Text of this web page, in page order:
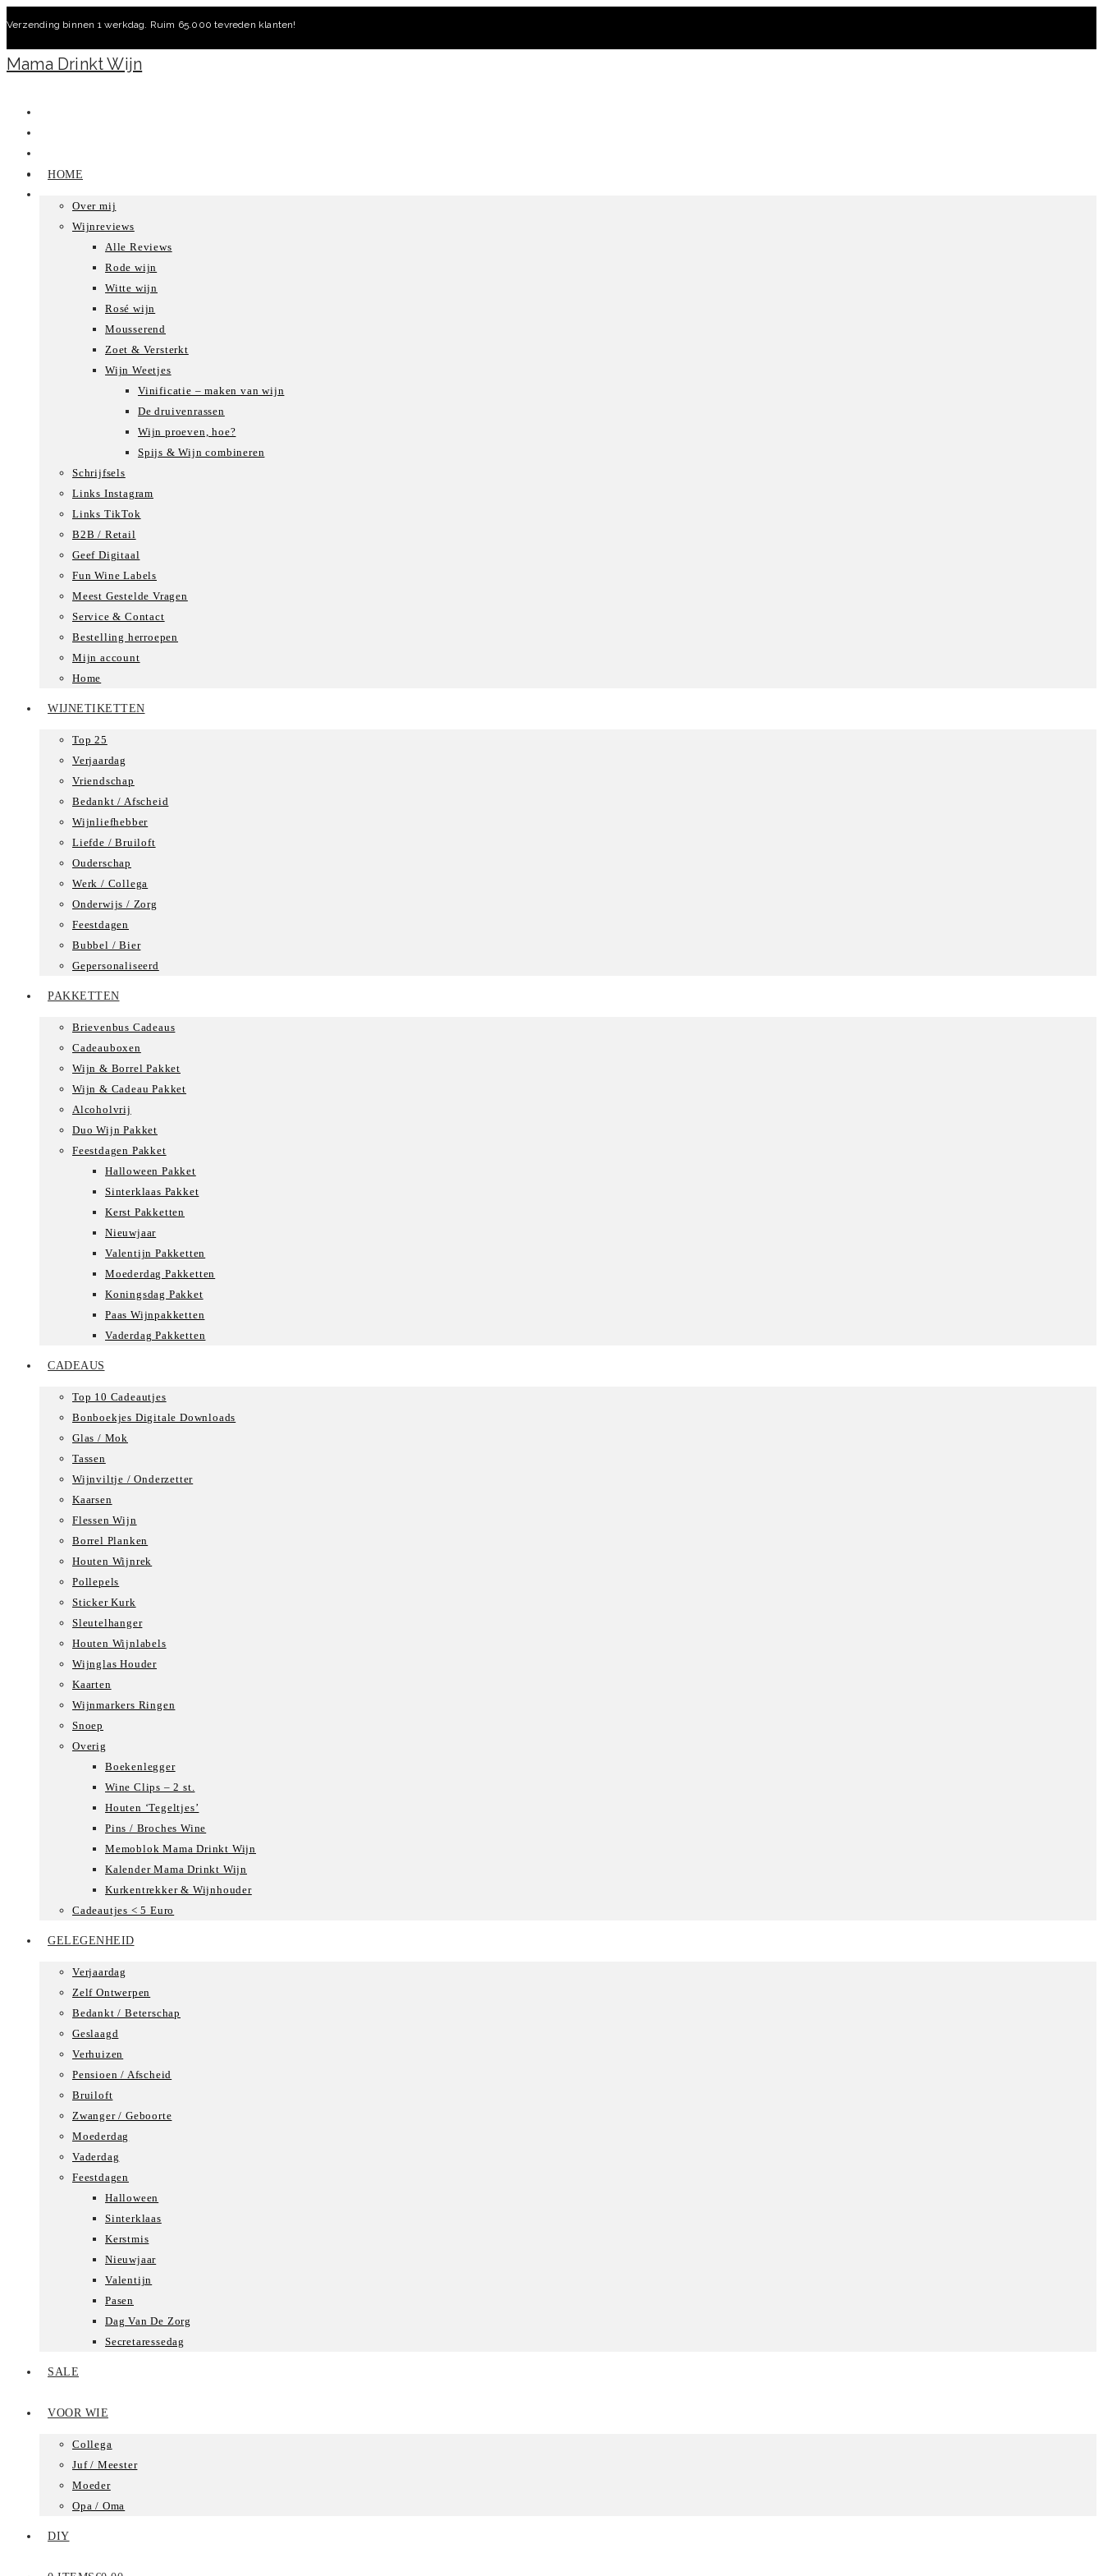
inhoud
Verzending binnen 1 werkdag. Ruim 65.000 tevreden klanten!
Mama Drinkt Wijn
HOME
Over mij
Wijnreviews
Alle Reviews
Rode wijn
Witte wijn
Rosé wijn
Mousserend
Zoet & Versterkt
Wijn Weetjes
Vinificatie – maken van wijn
De druivenrassen
Wijn proeven, hoe?
Spijs & Wijn combineren
Schrijfsels
Links Instagram
Links TikTok
B2B / Retail
Geef Digitaal
Fun Wine Labels
Meest Gestelde Vragen
Service & Contact
Bestelling herroepen
Mijn account
Home
WIJNETIKETTEN
Top 25
Verjaardag
Vriendschap
Bedankt / Afscheid
Wijnliefhebber
Liefde / Bruiloft
Ouderschap
Werk / Collega
Onderwijs / Zorg
Feestdagen
Bubbel / Bier
Gepersonaliseerd
PAKKETTEN
Brievenbus Cadeaus
Cadeauboxen
Wijn & Borrel Pakket
Wijn & Cadeau Pakket
Alcoholvrij
Duo Wijn Pakket
Feestdagen Pakket
Halloween Pakket
Sinterklaas Pakket
Kerst Pakketten
Nieuwjaar
Valentijn Pakketten
Moederdag Pakketten
Koningsdag Pakket
Paas Wijnpakketten
Vaderdag Pakketten
CADEAUS
Top 10 Cadeautjes
Bonboekjes Digitale Downloads
Glas / Mok
Tassen
Wijnviltje / Onderzetter
Kaarsen
Flessen Wijn
Borrel Planken
Houten Wijnrek
Pollepels
Sticker Kurk
Sleutelhanger
Houten Wijnlabels
Wijnglas Houder
Kaarten
Wijnmarkers Ringen
Snoep
Overig
Boekenlegger
Wine Clips – 2 st.
Houten ‘Tegeltjes’
Pins / Broches Wine
Memoblok Mama Drinkt Wijn
Kalender Mama Drinkt Wijn
Kurkentrekker & Wijnhouder
Cadeautjes < 5 Euro
GELEGENHEID
Verjaardag
Zelf Ontwerpen
Bedankt / Beterschap
Geslaagd
Verhuizen
Pensioen / Afscheid
Bruiloft
Zwanger / Geboorte
Moederdag
Vaderdag
Feestdagen
Halloween
Sinterklaas
Kerstmis
Nieuwjaar
Valentijn
Pasen
Dag Van De Zorg
Secretaressedag
SALE
VOOR WIE
Collega
Juf / Meester
Moeder
Opa / Oma
DIY